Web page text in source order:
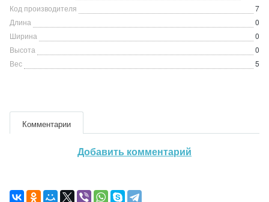
Код производителя
7
Длина
0
Ширина
0
Высота
0
Вес
5
Комментарии
Добавить комментарий